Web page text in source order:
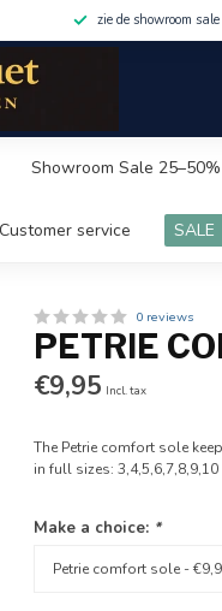
zie de showroom
Showroom Sale
Customer service SALE
0 reviews
PETRIE
€9,95 Incl. tax
The Petrie comfort sole
in full sizes:
Make a choice: *